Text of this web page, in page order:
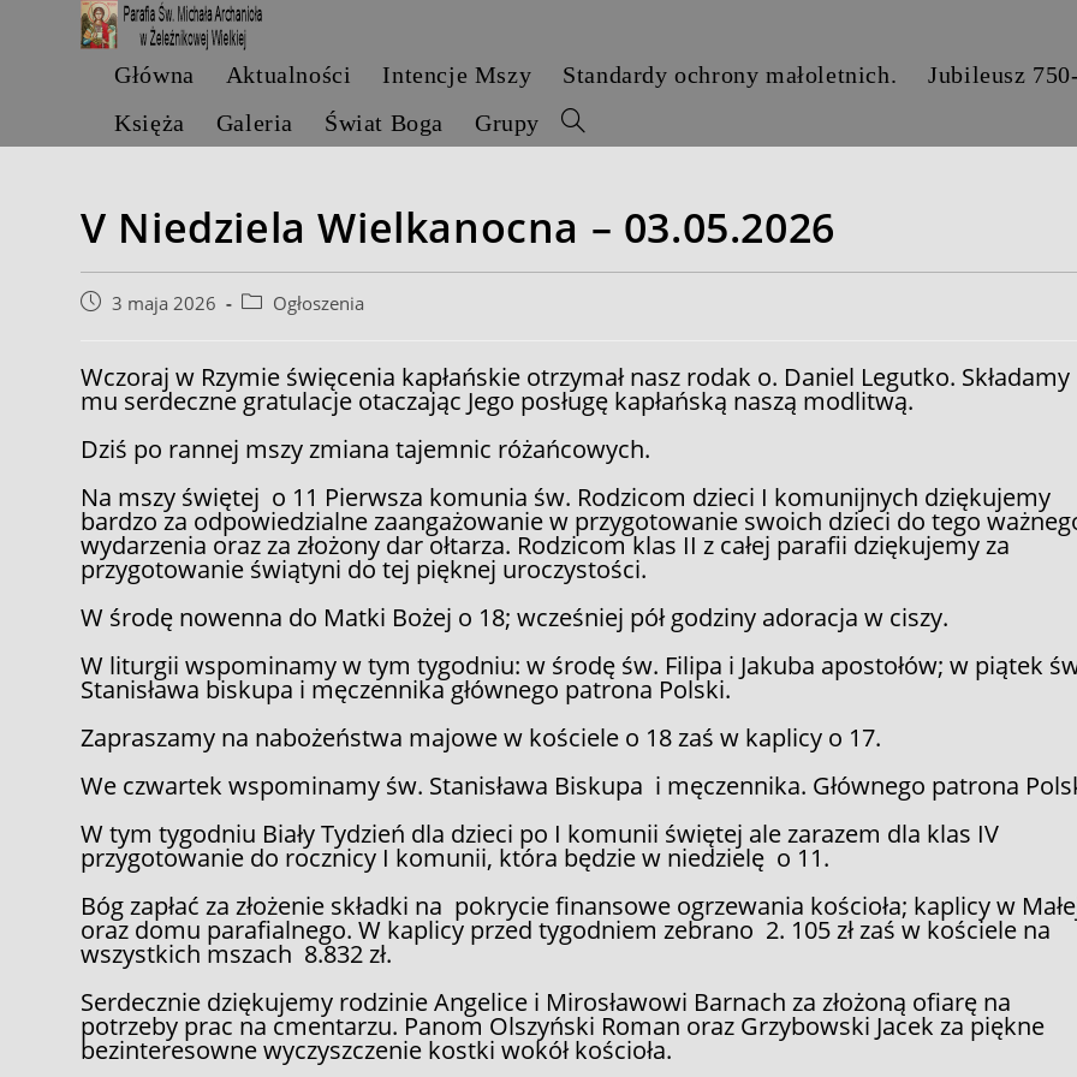
Główna Aktualności Intencje Mszy Standardy ochrony małoletnich. Jubileusz
Księża
Galeria Świat Boga Grupy
V Niedziela Wielkanocna – 03.05.2026
Post3 maja 2026
PostOgłoszenia
Wczoraj w Rzymie święcenia kapłańskie otrzymał nasz rodak o. Daniel Legutko. Składamy
mu serdeczne gratulacje otaczając Jego posługę kapłańską naszą modlitwą.
Dziś po rannej mszy zmiana tajemnic różańcowych.
Na mszy świętej o 11 Pierwsza komunia św. Rodzicom dzieci I komunijnych dziękujemy
bardzo za odpowiedzialne zaangażowanie w przygotowanie swoich dzieci do tego
wydarzenia oraz za złożony dar ołtarza. Rodzicom klas II z całej parafii dziękujemy za
przygotowanie świątyni do tej pięknej uroczystości.
W środę nowenna do Matki Bożej o 18; wcześniej pół godziny adoracja w ciszy.
W liturgii wspominamy w tym tygodniu: w środę św. Filipa i Jakuba apostołów; w piątek
Stanisława biskupa i męczennika głównego patrona Polski.
Zapraszamy na nabożeństwa majowe w kościele o 18 zaś w kaplicy o 17.
We czwartek wspominamy św. Stanisława Biskupa i męczennika. Głównego patrona
W tym tygodniu Biały Tydzień dla dzieci po I komunii świętej ale zarazem dla klas IV
przygotowanie do rocznicy I komunii, która będzie w niedzielę o 11.
Bóg zapłać za złożenie składki na pokrycie finansowe ogrzewania kościoła; kaplicy w
oraz domu parafialnego. W kaplicy przed tygodniem zebrano 2. 105 zł zaś w kościele na
wszystkich mszach 8.832 zł.
Serdecznie dziękujemy rodzinie Angelice i Mirosławowi Barnach za złożoną ofiarę na
potrzeby prac na cmentarzu. Panom Olszyński Roman oraz Grzybowski Jacek za piękne
bezinteresowne wyczyszczenie kostki wokół kościoła.